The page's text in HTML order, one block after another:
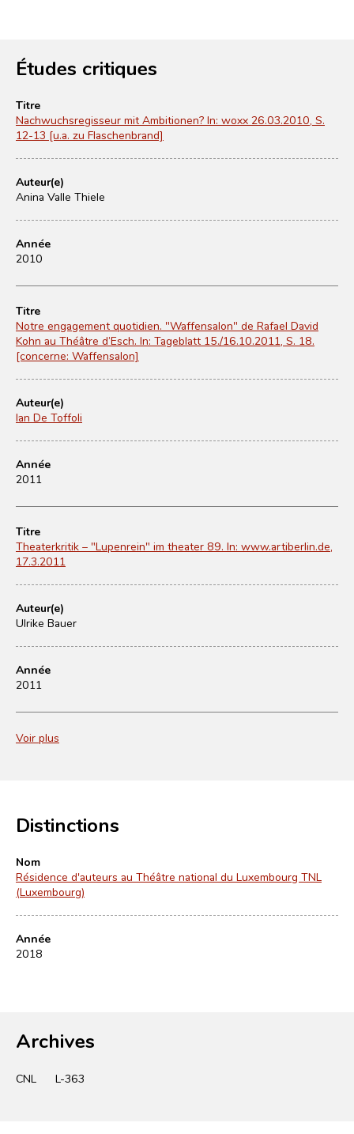
Études critiques
Titre
Nachwuchsregisseur mit Ambitionen? In: woxx 26.03.2010, S.
12-13 [u.a. zu Flaschenbrand]
Auteur(e)
Anina Valle Thiele
Année
2010
Titre
Notre engagement quotidien. "Waffensalon" de Rafael David
Kohn au Théâtre d’Esch. In: Tageblatt 15./16.10.2011, S. 18.
[concerne: Waffensalon]
Auteur(e)
Ian De Toffoli
Année
2011
Titre
Theaterkritik – "Lupenrein" im theater 89. In: www.artiberlin.de,
17.3.2011
Auteur(e)
Ulrike Bauer
Année
2011
Voir plus
Distinctions
Nom
Résidence d'auteurs au Théâtre national du Luxembourg TNL
(Luxembourg)
Année
2018
Archives
CNL L-363